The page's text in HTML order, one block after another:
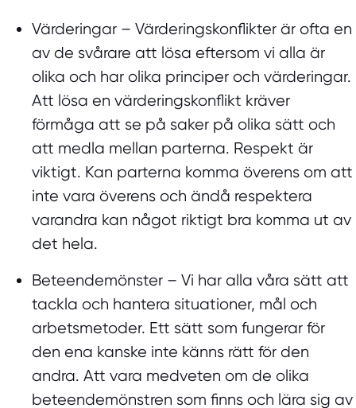
Värderingar – Värderingskonflikter är ofta en
av de svårare att lösa eftersom vi alla är
olika och har olika principer och värderingar.
Att lösa en värderingskonflikt kräver
förmåga att se på saker på olika sätt och
att medla mellan parterna. Respekt är
viktigt. Kan parterna komma överens om att
inte vara överens och ändå respektera
varandra kan något riktigt bra komma ut av
det hela.
Beteendemönster – Vi har alla våra sätt att
tackla och hantera situationer, mål och
arbetsmetoder. Ett sätt som fungerar för
den ena kanske inte känns rätt för den
andra. Att vara medveten om de olika
beteendemönstren som finns och lära sig av